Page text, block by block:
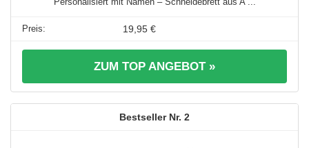
19,95 €
ZUM TOP ANGEBOT »
2